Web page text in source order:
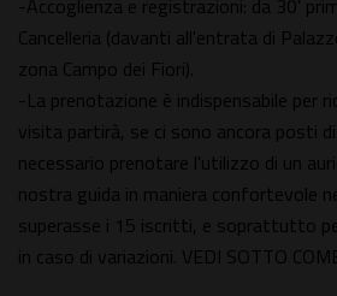
-Accoglienza e registrazioni: da 30'
Cancelleria (davanti all'entrata di
zona Campo dei Fiori).
-La prenotazione è indispensabile per
visita partirà, se ci sono ancora posti
necessario prenotare l'utilizzo di un
nostra guida in maniera confortevole
superasse i 15 iscritti, e soprattutto
in caso di variazioni. VEDI SOTTO